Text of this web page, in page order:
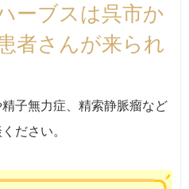
ーブスは呉市か
者さんが来られ
子無力症、精索静脈瘤など
ださい。